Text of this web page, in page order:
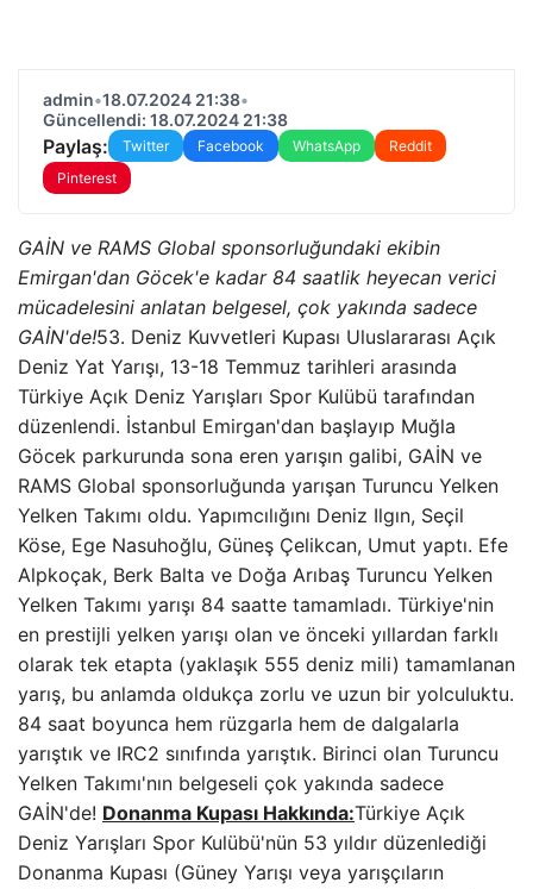
admin•18.07.2024 21:38•
Güncellendi: 18.07.2024 21:38
Paylaş: Twitter Facebook WhatsApp
Reddit
Pinterest
GAİN ve RAMS Global sponsorluğundaki ekibin
Emirgan'dan Göcek'e kadar 84 saatlik heyecan verici
mücadelesini anlatan belgesel, çok yakında sadece
GAİN'de!53. Deniz Kuvvetleri Kupası Uluslararası Açık
Deniz Yat Yarışı, 13-18 Temmuz tarihleri ​​arasında
Türkiye Açık Deniz Yarışları Spor Kulübü tarafından
düzenlendi. İstanbul Emirgan'dan başlayıp Muğla
Göcek parkurunda sona eren yarışın galibi, GAİN ve
RAMS Global sponsorluğunda yarışan Turuncu Yelken
Yelken Takımı oldu. Yapımcılığını Deniz Ilgın, Seçil
Köse, Ege Nasuhoğlu, Güneş Çelikcan, Umut yaptı. Efe
Alpkoçak, Berk Balta ve Doğa Arıbaş Turuncu Yelken
Yelken Takımı yarışı 84 saatte tamamladı. Türkiye'nin
en prestijli yelken yarışı olan ve önceki yıllardan farklı
olarak tek etapta (yaklaşık 555 deniz mili) tamamlanan
yarış, bu anlamda oldukça zorlu ve uzun bir yolculuktu.
84 saat boyunca hem rüzgarla hem de dalgalarla
yarıştık ve IRC2 sınıfında yarıştık. Birinci olan Turuncu
Yelken Takımı'nın belgeseli çok yakında sadece
GAİN'de! Donanma Kupası Hakkında:Türkiye Açık
Deniz Yarışları Spor Kulübü'nün 53 yıldır düzenlediği
Donanma Kupası (Güney Yarışı veya yarışçıların